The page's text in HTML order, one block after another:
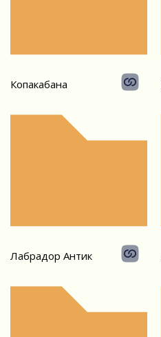
Копакабана
Лабрадор Антик